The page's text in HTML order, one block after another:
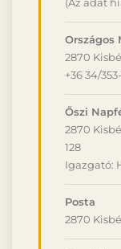
Országos
2870
+36 34/
Őszi
2870
128
Igazgató:
Posta
2870